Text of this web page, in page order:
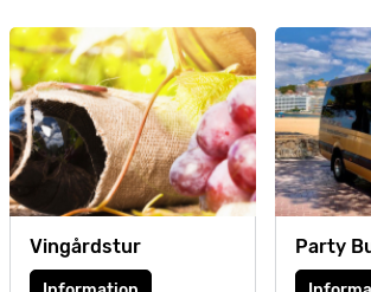
Vingårdstur Party